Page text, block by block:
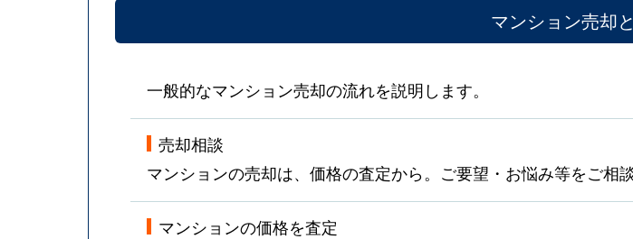
マンション売却
一般的なマンション売却の流れを説明します。
売却相談
マンションの売却は、価格の査定から。ご要望・お悩み等をご相談
マンションの価格を査定